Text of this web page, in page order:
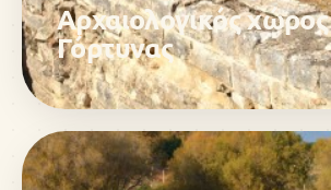
Αρχαιολογικός χώρος
Γόρτυνας